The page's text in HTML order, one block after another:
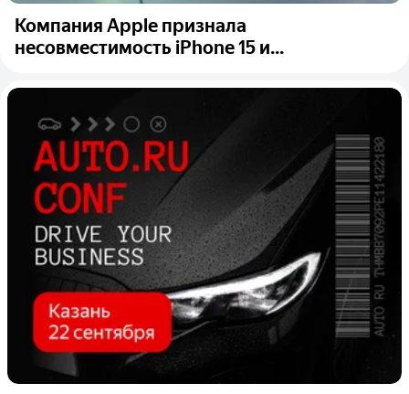
Компания Apple признала
несовместимость iPhone 15 и...